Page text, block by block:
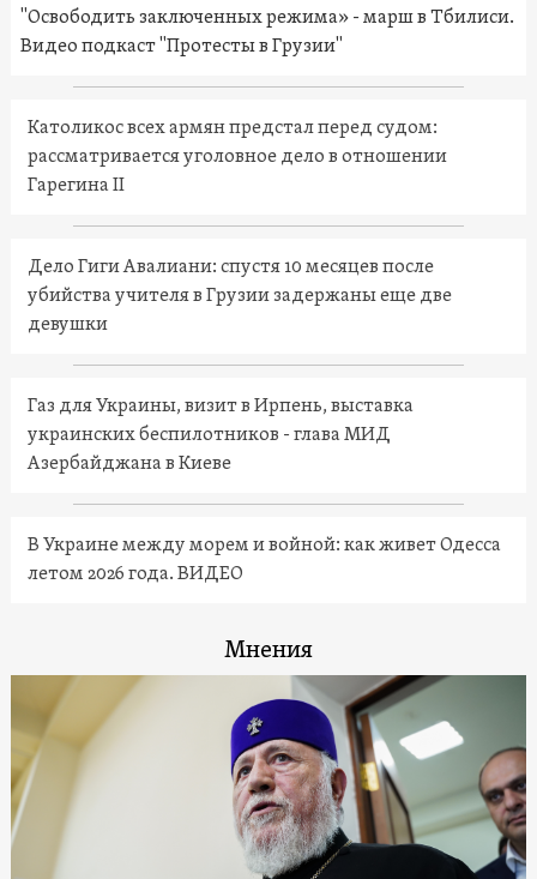
"Освободить заключенных режима» - марш в Тбилиси.
Видео подкаст "Протесты в Грузии"
Католикос всех армян предстал перед судом:
рассматривается уголовное дело в отношении
Гарегина II
Дело Гиги Авалиани: спустя 10 месяцев после
убийства учителя в Грузии задержаны еще две
девушки
Газ для Украины, визит в Ирпень, выставка
украинских беспилотников - глава МИД
Азербайджана в Киеве
В Украине между морем и войной: как живет Одесса
летом 2026 года. ВИДЕО
Мнения